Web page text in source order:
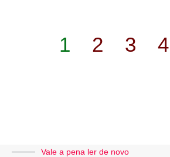
1 2 3 4
Vale a pena ler de novo